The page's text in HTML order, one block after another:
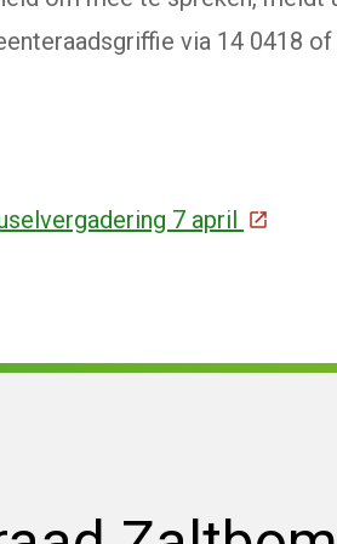
via 14 0418 of
7 april (Deze